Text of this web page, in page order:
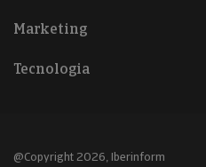
Marketing
Tecnologia
@Copyright 2026, Iberinform